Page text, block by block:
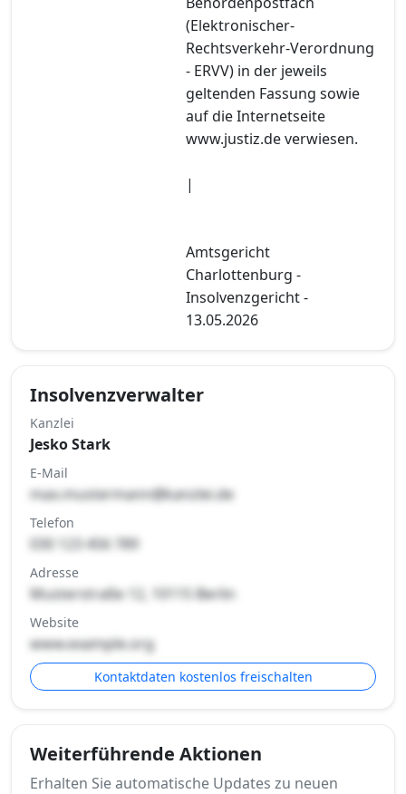
(Elektronischer-
Rechtsverkehr-Verordnung
- ERVV) in der jeweils
geltenden Fassung sowie
auf die Internetseite
www.justiz.de verwiesen.
|
Amtsgericht
Charlottenburg -
Insolvenzgericht -
13.05.2026
Insolvenzverwalter
Kanzlei
Jesko Stark
E-Mail
max.mustermann@kanzlei.de
Telefon
030 123 456 789
Adresse
Musterstraße 12, 10115 Berlin
Website
www.example.org
Kontaktdaten kostenlos freischalten
Weiterführende Aktionen
Erhalten Sie automatische Updates zu neuen